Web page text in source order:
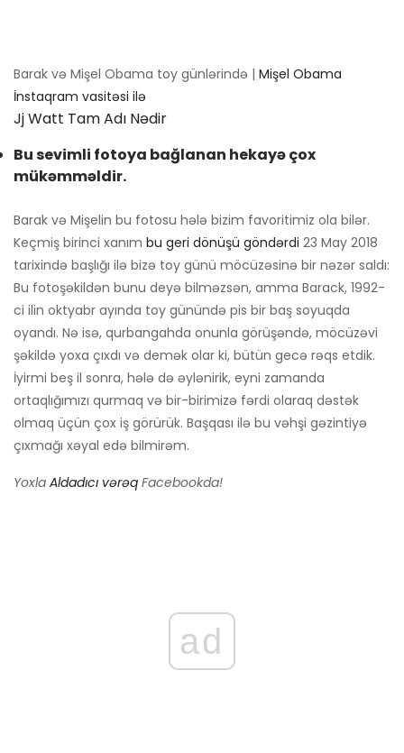
Barak və Mişel Obama toy günlərində | Mişel Obama
İnstaqram vasitəsi ilə
Jj Watt Tam Adı Nədir
Bu sevimli fotoya bağlanan hekayə çox
mükəmməldir.
Barak və Mişelin bu fotosu hələ bizim favoritimiz ola bilər.
Keçmiş birinci xanım bu geri dönüşü göndərdi 23 May 2018
tarixində başlığı ilə bizə toy günü möcüzəsinə bir nəzər saldı:
Bu fotoşəkildən bunu deyə bilməzsən, amma Barack, 1992-
ci ilin oktyabr ayında toy günündə pis bir baş soyuqda
oyandı. Nə isə, qurbangahda onunla görüşəndə, möcüzəvi
şəkildə yoxa çıxdı və demək olar ki, bütün gecə rəqs etdik.
İyirmi beş il sonra, hələ də əylənirik, eyni zamanda
ortaqlığımızı qurmaq və bir-birimizə fərdi olaraq dəstək
olmaq üçün çox iş görürük. Başqası ilə bu vəhşi gəzintiyə
çıxmağı xəyal edə bilmirəm.
Yoxla Aldadıcı vərəq Facebookda!
ad